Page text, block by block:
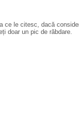
ce le citesc, dacă
doar un pic de răbdare.